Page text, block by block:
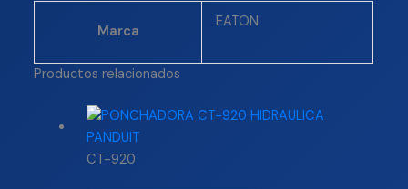
Marca
EATON
Productos relacionados
CT-920